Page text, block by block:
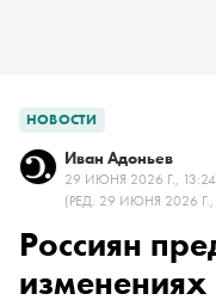
НОВОСТИ
Иван Адоньев
29 ИЮНЯ 2026 Г., 13:24
(РЕД. 29 ИЮНЯ 2026 Г.,
Россиян